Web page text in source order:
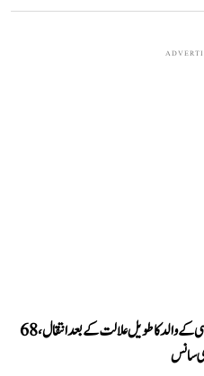
معروف فٹبالر لیونل میسی کے والد کا طویل علالت کے بعد انتقال، 68
سانس